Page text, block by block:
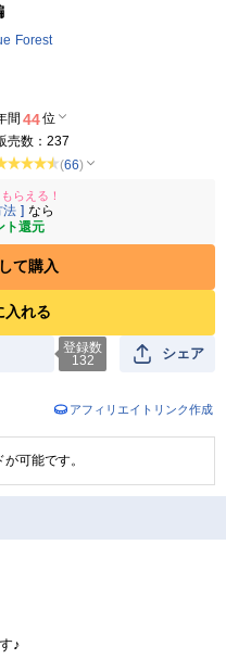
Forest
間 44位
売数： 237
(66)
らえる！
法] なら
ト還元
て購入
入れる
登録数
132
シェア
アフィリエイトリンク作成
可能です。
♪